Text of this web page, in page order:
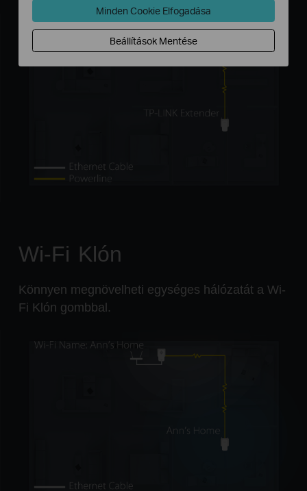
Wi-Fi Klón
Könnyen megnövelheti egységes hálózatát a Wi-
Fi Klón gombbal.
Minden Cookie Elfogadása
Beállítások Mentése